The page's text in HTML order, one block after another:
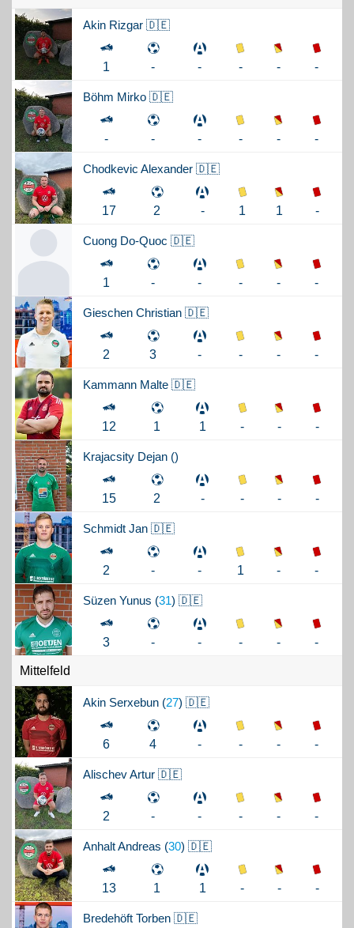
Akin Rizgar 🇩🇪
1 - - - - -
Böhm Mirko 🇩🇪
- - - - - -
Chodkevic Alexander 🇩🇪
17 2 - 1 1 -
Cuong Do-Quoc 🇩🇪
1 - - - - -
Gieschen Christian 🇩🇪
2 3 - - - -
Kammann Malte 🇩🇪
12 1 1 - - -
Krajacsity Dejan ()
15 2 - - - -
Schmidt Jan 🇩🇪
2 - - 1 - -
Süzen Yunus (31) 🇩🇪
3 - - - - -
Mittelfeld
Akin Serxebun (27) 🇩🇪
6 4 - - - -
AlischevArtur 🇩🇪
2 - - - - -
AnhaltAndreas (30) 🇩🇪
13 1 1 - - -
Bredehöft Torben 🇩🇪